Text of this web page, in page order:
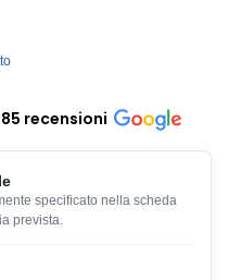
recensioni
specificato nella scheda
prevista.